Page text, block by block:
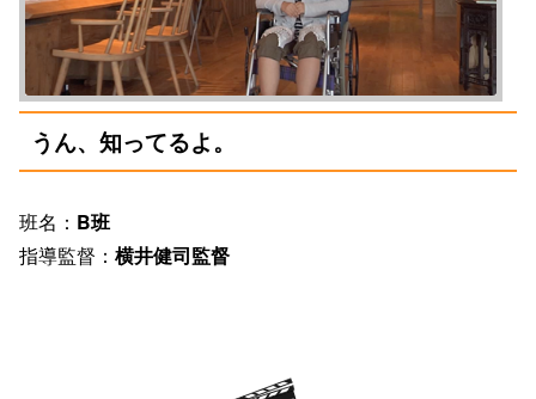
うん、知ってるよ。
班名： B班
指導監督： 横井健司監督